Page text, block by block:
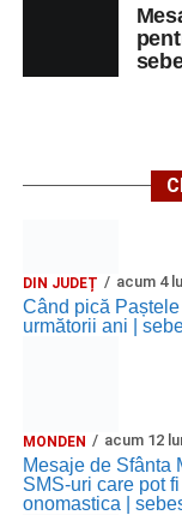
DIN JUDEȚ acum 4
Când pică
următorii ani |
MONDEN acum 12
Mesaje de Sfânta
SMS-uri care pot
onomastica |